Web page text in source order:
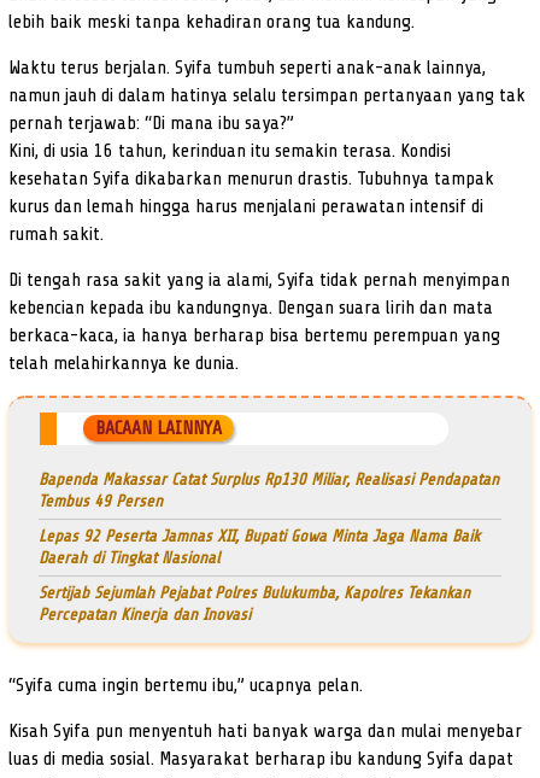
lebih baik meski tanpa kehadiran orang tua kandung.
Waktu terus berjalan. Syifa tumbuh seperti anak-anak lainnya,
namun jauh di dalam hatinya selalu tersimpan pertanyaan yang tak
pernah terjawab: “Di mana ibu saya?”
Kini, di usia 16 tahun, kerinduan itu semakin terasa. Kondisi
kesehatan Syifa dikabarkan menurun drastis. Tubuhnya tampak
kurus dan lemah hingga harus menjalani perawatan intensif di
rumah sakit.
Di tengah rasa sakit yang ia alami, Syifa tidak pernah menyimpan
kebencian kepada ibu kandungnya. Dengan suara lirih dan mata
berkaca-kaca, ia hanya berharap bisa bertemu perempuan yang
telah melahirkannya ke dunia.
BACAAN LAINNYA
Bapenda Makassar Catat Surplus Rp130 Miliar, Realisasi Pendapatan
Tembus 49 Persen
Lepas 92 Peserta Jamnas XII, Bupati Gowa Minta Jaga Nama Baik
Daerah di Tingkat Nasional
Sertijab Sejumlah Pejabat Polres Bulukumba, Kapolres Tekankan
Percepatan Kinerja dan Inovasi
“Syifa cuma ingin bertemu ibu,” ucapnya pelan.
Kisah Syifa pun menyentuh hati banyak warga dan mulai menyebar
luas di media sosial. Masyarakat berharap ibu kandung Syifa dapat